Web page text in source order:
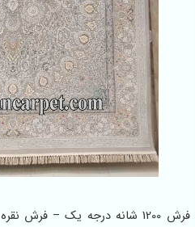
فرش 1200 شانه درجه یک –